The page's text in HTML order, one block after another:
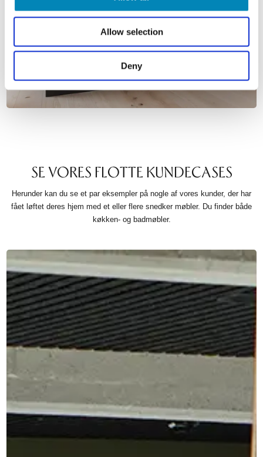
Allow selection
Deny
SE VORES FLOTTE KUNDECASES
Herunder kan du se et par eksempler på nogle af vores kunder, der har
fået løftet deres hjem med et eller flere snedker møbler. Du finder både
køkken- og badmøbler.